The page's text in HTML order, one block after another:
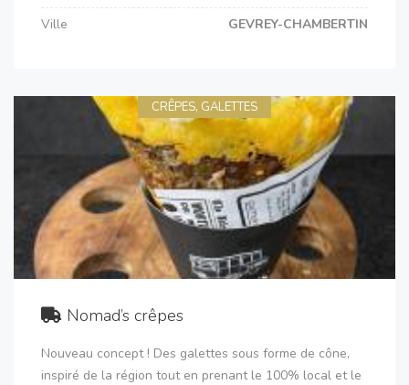
Ville
GEVREY-CHAMBERTIN
CRÊPES, GALETTES
Nomad’s crêpes
Nouveau concept ! Des galettes sous forme de cône,
inspiré de la région tout en prenant le 100% local et le